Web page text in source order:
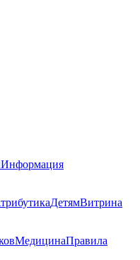
Информация
ДетямВитрина
МедицинаПравила